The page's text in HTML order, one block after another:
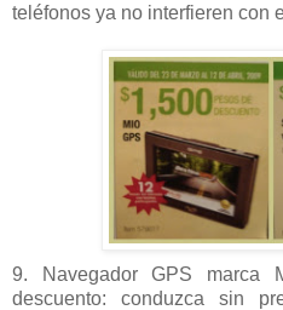
teléfonos ya no interfieren con
9. Navegador GPS marca
descuento: conduzca sin